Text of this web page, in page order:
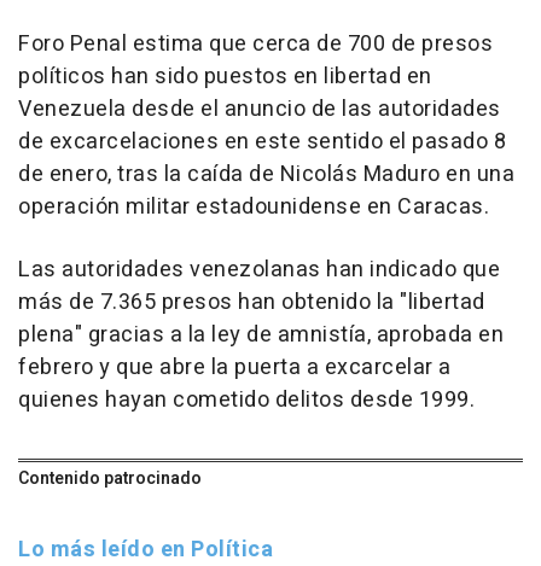
Foro Penal estima que cerca de 700 de presos
políticos han sido puestos en libertad en
Venezuela desde el anuncio de las autoridades
de excarcelaciones en este sentido el pasado 8
de enero, tras la caída de Nicolás Maduro en una
operación militar estadounidense en Caracas.
Las autoridades venezolanas han indicado que
más de 7.365 presos han obtenido la "libertad
plena" gracias a la ley de amnistía, aprobada en
febrero y que abre la puerta a excarcelar a
quienes hayan cometido delitos desde 1999.
Contenido patrocinado
Lo más leído en Política